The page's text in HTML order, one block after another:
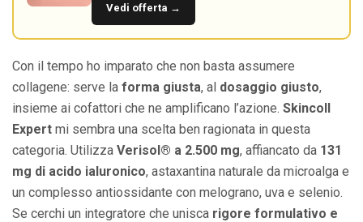
Vedi offerta →
Con il tempo ho imparato che non basta assumere
collagene: serve la forma giusta, al dosaggio giusto,
insieme ai cofattori che ne amplificano l’azione. Skincoll
Expert mi sembra una scelta ben ragionata in questa
categoria. Utilizza Verisol® a 2.500 mg, affiancato da 131
mg di acido ialuronico, astaxantina naturale da microalga e
un complesso antiossidante con melograno, uva e selenio.
Se cerchi un integratore che unisca rigore formulativo e